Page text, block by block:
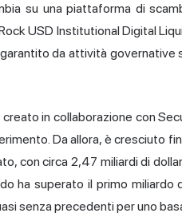
su una piattaforma di
USD Institutional Digital
da attività governative
in collaborazione con
Da allora, è cresciuto
con circa 2,47 miliardi di
ha superato il primo miliardo
senza precedenti per uno